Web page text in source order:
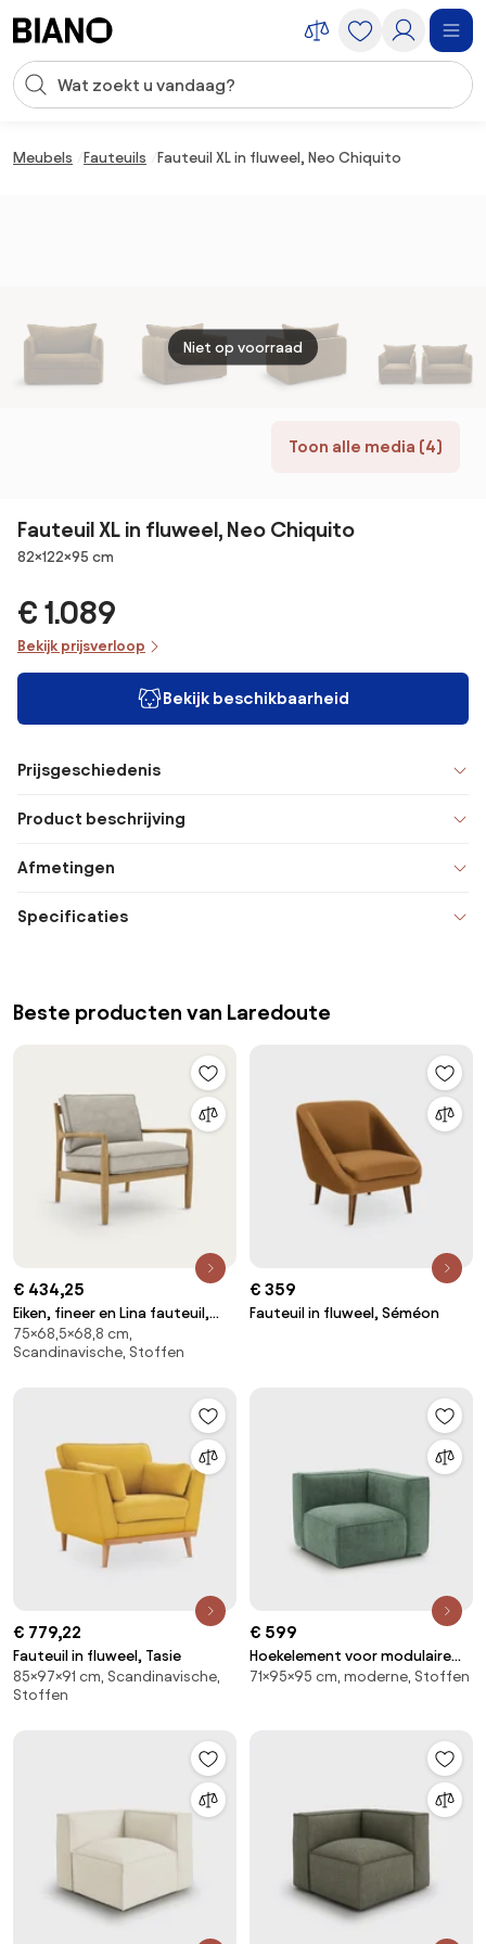
Zoekopdracht invoeren
Meubels Fauteuils Fauteuil XL in fluweel, Neo Chiquito
Toon alle media (4)
Niet op voorraad
Fauteuil XL in fluweel, Neo Chiquito
Afmetingen
82×122×95 cm
€ 1.089
Bekijk prijsverloop
Bekijk beschikbaarheid
Prijsgeschiedenis
Product beschrijving
Afmetingen
Specificaties
Beste producten van Laredoute
€ 434,25
Eiken, fineer en Lina fauteuil,
DILMA
75×68,5×68,8 cm,
Scandinavische, Stoffen
€ 359
Fauteuil in fluweel, Séméon
€ 779,22
Fauteuil in fluweel, Tasie
85×97×91 cm, Scandinavische,
Stoffen
€ 599
Hoekelement voor modulaire
bank, in fluweel met structuur,
71×95×95 cm, moderne, Stoffen